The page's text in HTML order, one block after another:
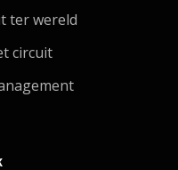
ter wereld
circuit